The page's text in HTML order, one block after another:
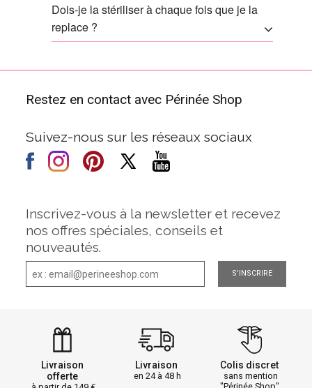
Dois-je la stériliser à chaque fois que je la
replace ?
Restez en contact avec Périnée Shop
Suivez-nous sur les réseaux sociaux
Inscrivez-vous à la newsletter et recevez
nos offres spéciales, conseils et
nouveautés.
S'INSCRIRE
Livraison
offerte
Livraison
en 24 à 48 h
Colis discret
sans mention